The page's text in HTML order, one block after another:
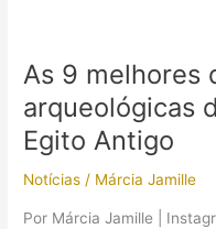
As 9 melhores
arqueológicas
Egito Antigo
Notícias / Márcia Jamille
Por Márcia Jamille |